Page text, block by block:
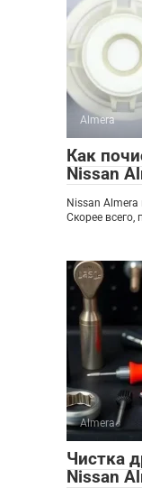
Almera
Как
Nissan
Nissan
Скорее всего,
Almera
Чистка
Nissan